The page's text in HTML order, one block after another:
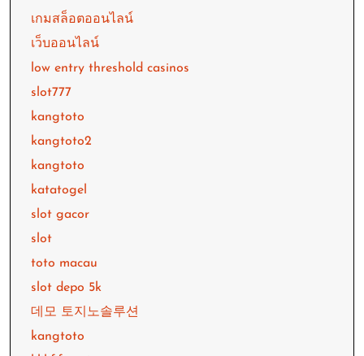
เกมสล็อตออนไลน์
เว็บออนไลน์
low entry threshold casinos
slot777
kangtoto
kangtoto2
kangtoto
katatogel
slot gacor
slot
toto macau
slot depo 5k
데모 토지노솔루션
kangtoto